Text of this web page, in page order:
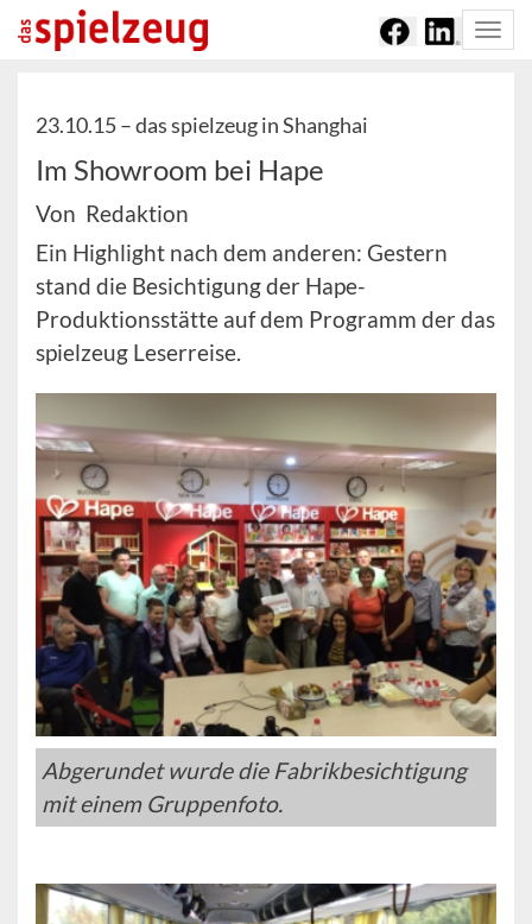
23.10.15 –das spielzeug in Shanghai
Im Showroom bei Hape
Von Redaktion
Ein Highlight nach dem anderen: Gestern
stand die Besichtigung der Hape-
Produktionsstätte auf dem Programm der das
spielzeug Leserreise.
Abgerundet wurde die Fabrikbesichtigung
mit einem Gruppenfoto.